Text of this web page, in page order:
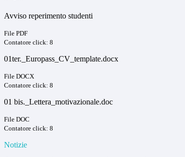
Avviso reperimento studenti
File PDF
Contatore click: 8
01ter._Europass_CV_template.docx
File DOCX
Contatore click: 8
01 bis._Lettera_motivazionale.doc
File DOC
Contatore click: 8
Notizie